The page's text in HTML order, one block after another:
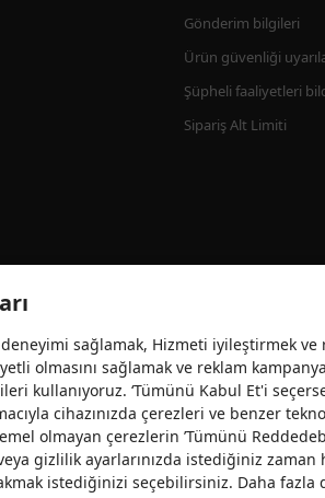
Gönderim bilgileri
Ürün güvenliği
Şüpheli faaliyetleri
Sipariş Alt Limiti
sağlamak, Hizmeti iyileştirmek ve
olmasını sağlamak ve reklam
kullanıyoruz. ‘Tümünü Kabul Et'i
cihazınızda çerezleri ve benzer
olmayan çerezlerin ’Tümünü
gizlilik ayarlarınızda istediğiniz
istediğinizi seçebilirsiniz. Daha fazla